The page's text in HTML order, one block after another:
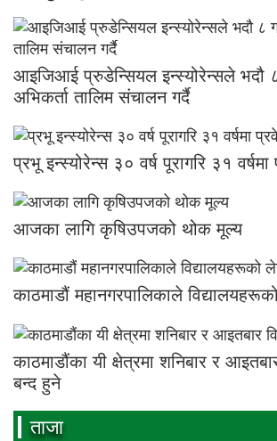
आइजिआई प्रुडेन्सियल इन्स्योरेन्सले भदौ
अभिकर्ता तालिम संचालन गर्दै
प्रभू इन्स्योरेन्स ३० वर्ष पूरागरि ३१
आजका लागि कृषिउपजको थोक मूल्य
काठमाडौं महानगरपालिकाले
काठमाडौंका यी क्षेत्रमा शनिबार र
बन्द हुने
ताजा